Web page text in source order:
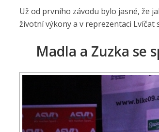
Už od prvního závodu bylo jasné, že
životní výkony a v reprezentaci Lvíčat
Madla a Zuzka se